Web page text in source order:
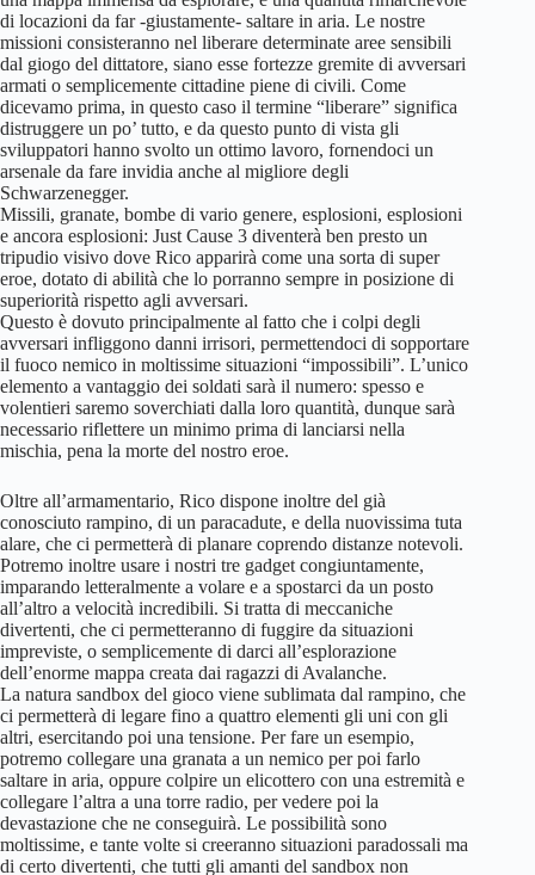
di locazioni da far -giustamente- saltare in aria. Le nostre
missioni consisteranno nel liberare determinate aree sensibili
dal giogo del dittatore, siano esse fortezze gremite di avversari
armati o semplicemente cittadine piene di civili. Come
dicevamo prima, in questo caso il termine “liberare” significa
distruggere un po’ tutto, e da questo punto di vista gli
sviluppatori hanno svolto un ottimo lavoro, fornendoci un
arsenale da fare invidia anche al migliore degli
Schwarzenegger.
Missili, granate, bombe di vario genere, esplosioni, esplosioni
e ancora esplosioni: Just Cause 3 diventerà ben presto un
tripudio visivo dove Rico apparirà come una sorta di super
eroe, dotato di abilità che lo porranno sempre in posizione di
superiorità rispetto agli avversari.
Questo è dovuto principalmente al fatto che i colpi degli
avversari infliggono danni irrisori, permettendoci di sopportare
il fuoco nemico in moltissime situazioni “impossibili”. L’unico
elemento a vantaggio dei soldati sarà il numero: spesso e
volentieri saremo soverchiati dalla loro quantità, dunque sarà
necessario riflettere un minimo prima di lanciarsi nella
mischia, pena la morte del nostro eroe.
Oltre all’armamentario, Rico dispone inoltre del già
conosciuto rampino, di un paracadute, e della nuovissima tuta
alare, che ci permetterà di planare coprendo distanze notevoli.
Potremo inoltre usare i nostri tre gadget congiuntamente,
imparando letteralmente a volare e a spostarci da un posto
all’altro a velocità incredibili. Si tratta di meccaniche
divertenti, che ci permetteranno di fuggire da situazioni
impreviste, o semplicemente di darci all’esplorazione
dell’enorme mappa creata dai ragazzi di Avalanche.
La natura sandbox del gioco viene sublimata dal rampino, che
ci permetterà di legare fino a quattro elementi gli uni con gli
altri, esercitando poi una tensione. Per fare un esempio,
potremo collegare una granata a un nemico per poi farlo
saltare in aria, oppure colpire un elicottero con una estremità e
collegare l’altra a una torre radio, per vedere poi la
devastazione che ne conseguirà. Le possibilità sono
moltissime, e tante volte si creeranno situazioni paradossali ma
di certo divertenti, che tutti gli amanti del sandbox non